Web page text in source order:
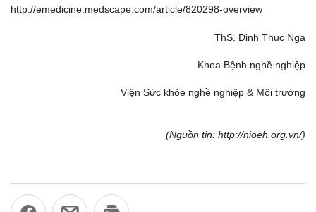
http://emedicine.medscape.com/article/820298-overview
ThS. Đinh Thục Nga
Khoa Bệnh nghề nghiệp
Viện Sức khỏe nghề nghiệp & Môi trường
(Nguồn tin: http://nioeh.org.vn/)